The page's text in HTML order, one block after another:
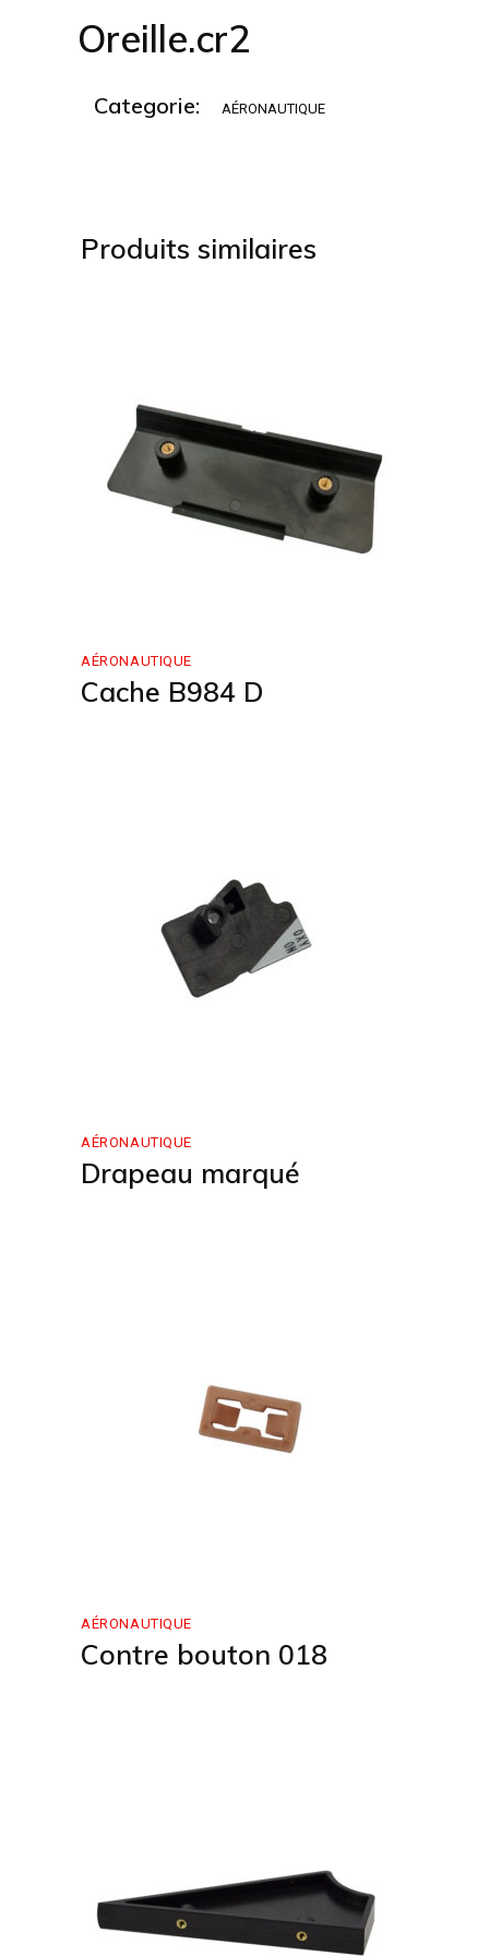
Oreille.cr2
Categorie: AÉRONAUTIQUE
Produits similaires
AÉRONAUTIQUE
Cache B984 D
AÉRONAUTIQUE
Drapeau marqué
AÉRONAUTIQUE
Contre bouton 018